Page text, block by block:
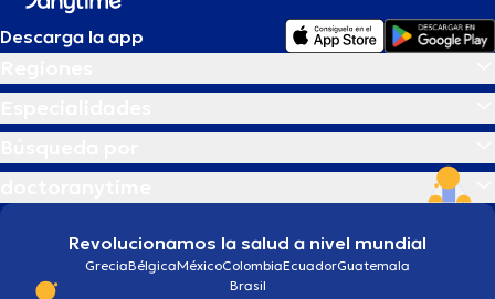
Descarga la app
Revolucionamos la salud a nivel mundial
GreciaBélgicaMéxicoColombiaEcuadorGuatemala
Brasil